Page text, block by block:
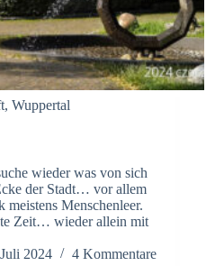
, Wuppertal
wieder was von sich
der Stadt… vor allem
Menschenleer.
Zeit… wieder allein mit
2024 4 Kommentare